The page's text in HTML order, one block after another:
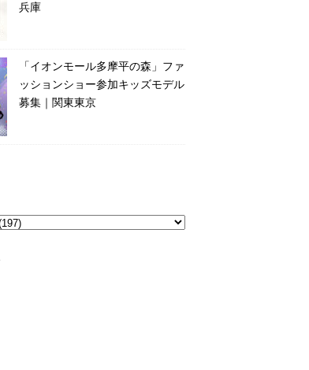
兵庫
「イオンモール多摩平の森」ファ
ッションショー参加キッズモデル
募集｜関東東京